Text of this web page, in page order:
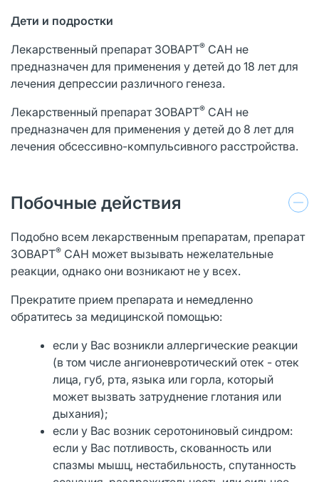
Дети и подростки
Лекарственный препарат ЗОВАРТ® САН не
предназначен для применения у детей до 18 лет для
лечения депрессии различного генеза.
Лекарственный препарат ЗОВАРТ® САН не
предназначен для применения у детей до 8 лет для
лечения обсессивно-компульсивного расстройства.
Побочные действия
Подобно всем лекарственным препаратам, препарат
ЗОВАРТ® САН может вызывать нежелательные
реакции, однако они возникают не у всех.
Прекратите прием препарата и немедленно
обратитесь за медицинской помощью:
если у Вас возникли аллергические реакции
(в том числе ангионевротический отек - отек
лица, губ, рта, языка или горла, который
может вызвать затруднение глотания или
дыхания);
если у Вас возник серотониновый синдром:
если у Вас потливость, скованность или
спазмы мышц, нестабильность, спутанность